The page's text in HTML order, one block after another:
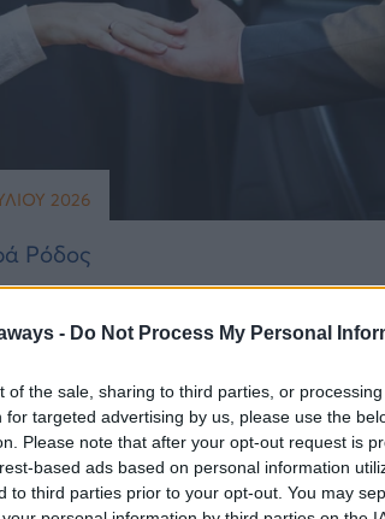
- Do Not Process My Personal
of the sale, sharing to third parties, or
for targeted advertising by us, please use the
Please note that after your opt-out request is
based ads based on personal information
to third parties prior to your opt-out. You may
2026
Ρόδος